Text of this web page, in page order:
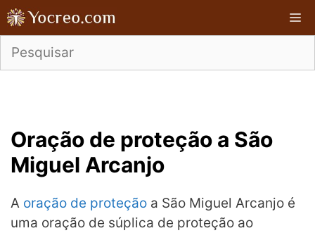
Pular
para
conteúdo
Oração de proteção a São
Miguel Arcanjo
A oração de proteção a São Miguel Arcanjo é
uma oração de súplica de proteção ao